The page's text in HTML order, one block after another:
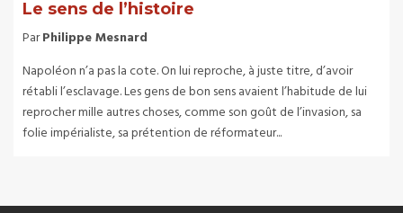
Le sens de l’histoire
ParPhilippe Mesnard
Napoléon n’a pas la cote. On lui reproche, à juste titre, d’avoir
rétabli l’esclavage. Les gens de bon sens avaient l’habitude de lui
reprocher mille autres choses, comme son goût de l’invasion, sa
folie impérialiste, sa prétention de réformateur...